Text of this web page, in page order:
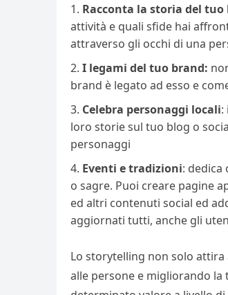
Racconta la storia del tuo
attività e quali sfide hai
attraverso gli occhi di una
I legami del tuo brand:
brand è legato ad esso e
Celebra personaggi locali:
loro storie sul tuo blog o
personaggi
Eventi e tradizioni:
o sagre. Puoi creare pagine
ed altri contenuti social ed
aggiornati tutti, anche gli
Lo storytelling non solo
alle persone e migliorando la